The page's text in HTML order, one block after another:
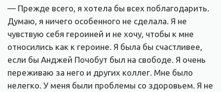
— Прежде всего, я хотела бы всех поблагодарить.
Думаю, я ничего особенного не сделала. Я не
чувствую себя героиней и не хочу, чтобы к мне
относились как к героине. Я была бы счастливее,
если бы Анджей Почобут был на свободе. Я очень
переживаю за него и других коллег. Мне было
нелегко. У меня были проблемы со здоровьем. Я не